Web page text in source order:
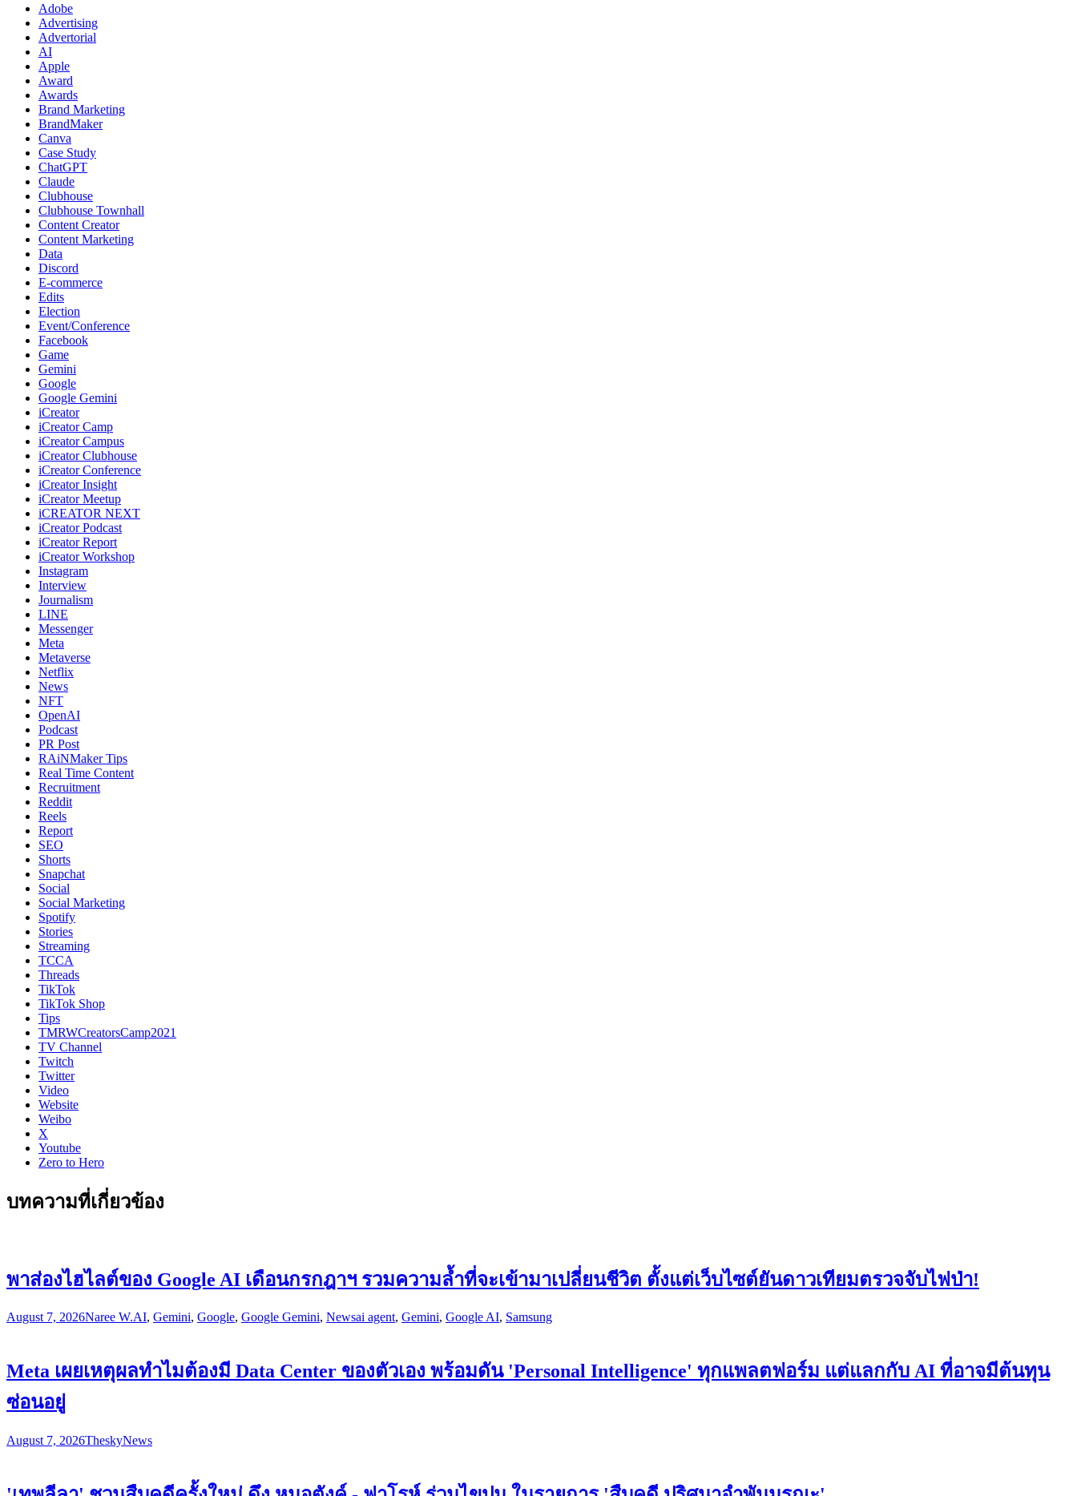
Adobe
Advertising
Advertorial
AI
Apple
Award
Awards
Brand Marketing
BrandMaker
Canva
Case Study
ChatGPT
Claude
Clubhouse
Clubhouse Townhall
Content Creator
Content Marketing
Data
Discord
E-commerce
Edits
Election
Event/Conference
Facebook
Game
Gemini
Google
Google Gemini
iCreator
iCreator Camp
iCreator Campus
iCreator Clubhouse
iCreator Conference
iCreator Insight
iCreator Meetup
iCREATOR NEXT
iCreator Podcast
iCreator Report
iCreator Workshop
Instagram
Interview
Journalism
LINE
Messenger
Meta
Metaverse
Netflix
News
NFT
OpenAI
Podcast
PR Post
RAiNMaker Tips
Real Time Content
Recruitment
Reddit
Reels
Report
SEO
Shorts
Snapchat
Social
Social Marketing
Spotify
Stories
Streaming
TCCA
Threads
TikTok
TikTok Shop
Tips
TMRWCreatorsCamp2021
TV Channel
Twitch
Twitter
Video
Website
Weibo
X
Youtube
Zero to Hero
บทความที่เกี่ยวข้อง
พาส่องไฮไลต์ของ Google AI เดือนกรกฎาฯ รวมความล้ำที่จะเข้ามาเปลี่ยนชีวิต ตั้งแต่เว็บไซต์ยันดาวเทียมตรวจจับไฟป่า!
August 7, 2026Naree W.AI, Gemini, Google, Google Gemini, Newsai agent, Gemini, Google AI, Samsung
Meta เผยเหตุผลทำไมต้องมี Data Center ของตัวเอง พร้อมดัน 'Personal Intelligence' ทุกแพลตฟอร์ม แต่แลกกับ AI ที่อาจมีต้นทุน
ซ่อนอยู่
August 7, 2026TheskyNews